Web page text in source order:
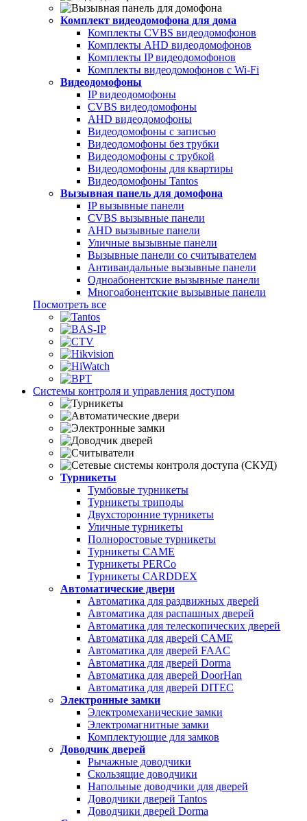
Комплект видеодомофона для дома
Комплекты CVBS видеодомофонов
Комплекты AHD видеодомофонов
Комплекты IP видеодомофонов
Комплекты видеодомофонов с Wi-Fi
Видеодомофоны
IP видеодомофоны
CVBS видеодомофоны
AHD видеодомофоны
Видеодомофоны с записью
Видеодомофоны без трубки
Видеодомофоны с трубкой
Видеодомофоны для квартиры
Видеодомофоны Tantos
Вызывная панель для домофона
IP вызывные панели
CVBS вызывные панели
AHD вызывные панели
Уличные вызывные панели
Вызывные панели со считывателем
Антивандальные вызывные панели
Одноабонентские вызывные панели
Многоабонентские вызывные панели
Посмотреть все
Системы контроля и управления доступом
Турникеты
Тумбовые турникеты
Турникеты триподы
Двухсторонние турникеты
Уличные турникеты
Полноростовые турникеты
Турникеты CAME
Турникеты PERCo
Турникеты CARDDEX
Автоматические двери
Автоматика для раздвижных дверей
Автоматика для распашных дверей
Автоматика для телескопических дверей
Автоматика для дверей CAME
Автоматика для дверей FAAC
Автоматика для дверей Dorma
Автоматика для дверей DoorHan
Автоматика для дверей DITEC
Электронные замки
Электромеханические замки
Электромагнитные замки
Комплектующие для замков
Доводчик дверей
Рычажные доводчики
Скользящие доводчики
Напольные доводчики для дверей
Доводчики дверей Tantos
Доводчики дверей Dorma